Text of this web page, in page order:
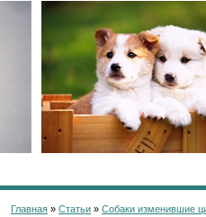
Главная » Статьи » Собаки изменившие